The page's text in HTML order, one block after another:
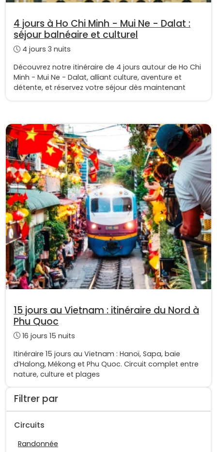
Filtrer par
Circuits
Randonnée
4 jours à Ho Chi Minh - Mui Ne - Dalat :
séjour balnéaire et culturel
4 jours 3 nuits
Découvrez notre itinéraire de 4 jours autour de Ho Chi
Minh - Mui Ne - Dalat, alliant culture, aventure et
détente, et réservez votre séjour dès maintenant
15 jours au Vietnam : itinéraire du Nord à
Phu Quoc
16 jours 15 nuits
Itinéraire 15 jours au Vietnam : Hanoï, Sapa, baie
d’Halong, Mékong et Phu Quoc. Circuit complet entre
nature, culture et plages